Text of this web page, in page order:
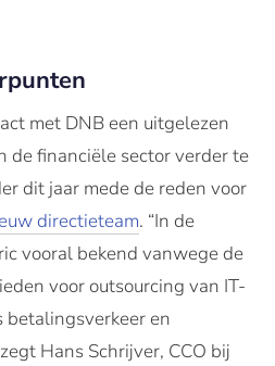
met DNB een uitgelezen
de financiële sector verder te
dit jaar mede de reden voor
directieteam. “In de
vooral bekend vanwege de
voor outsourcing van IT-
betalingsverkeer en
Hans Schrijver, CCO bij